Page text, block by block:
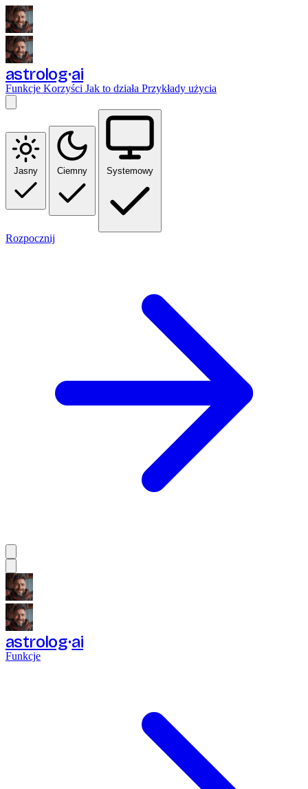
astrolog ai
Funkcje Korzyści Jak to działa Przykłady użycia
Jasny Ciemny Systemowy
Rozpocznij
astrolog ai
Funkcje